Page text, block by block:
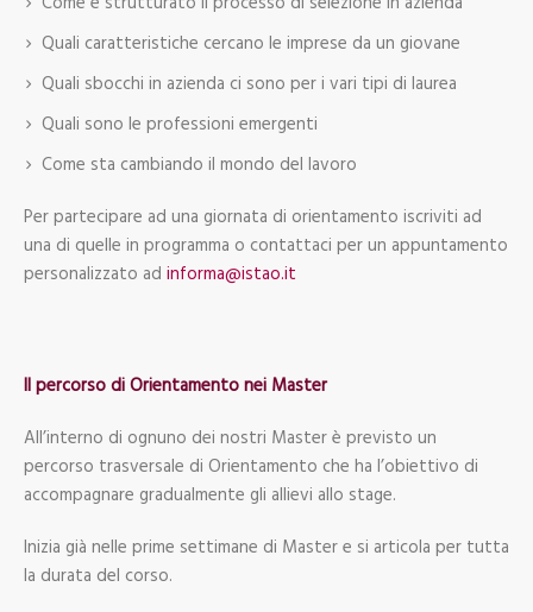
Quali caratteristiche cercano le imprese da un giovane
Quali sbocchi in azienda ci sono per i vari tipi di laurea
Quali sono le professioni emergenti
Come sta cambiando il mondo del lavoro
Per partecipare ad una giornata di orientamento iscriviti ad
una di quelle in programma o contattaci per un appuntamento
personalizzato ad informa@istao.it
Il percorso di Orientamento nei Master
All’interno di ognuno dei nostri Master è previsto un
percorso trasversale di Orientamento che ha l’obiettivo di
accompagnare gradualmente gli allievi allo stage.
Inizia già nelle prime settimane di Master e si articola per tutta
la durata del corso.